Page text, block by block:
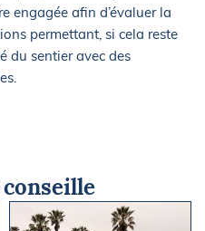
engagée afin d’évaluer la
permettant, si cela reste
du sentier avec des